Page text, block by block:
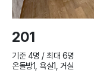
201
기준 4명 / 최대 6명
온돌방1, 욕실1, 거실